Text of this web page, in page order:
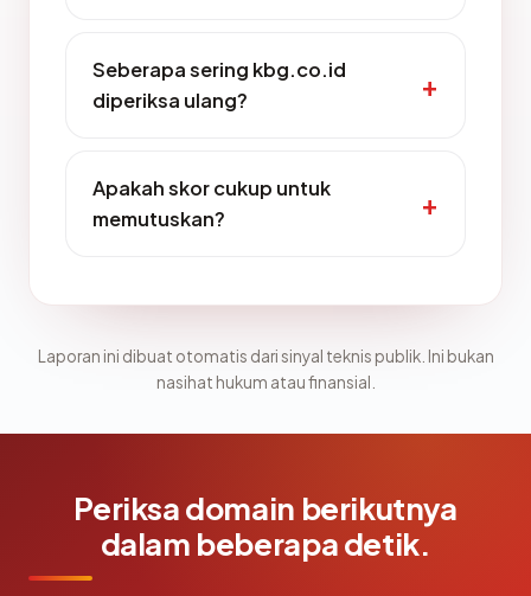
Seberapa sering kbg.co.id
diperiksa ulang?
Apakah skor cukup untuk
memutuskan?
Laporan ini dibuat otomatis dari sinyal teknis publik. Ini bukan
nasihat hukum atau finansial.
Periksa domain berikutnya
dalam beberapa detik.